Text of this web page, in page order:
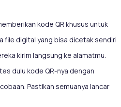
kode QR khusus untuk
file digital yang bisa dicetak sendiri
kirim langsung ke alamatmu.
dulu kode QR-nya dengan
Pastikan semuanya lancar